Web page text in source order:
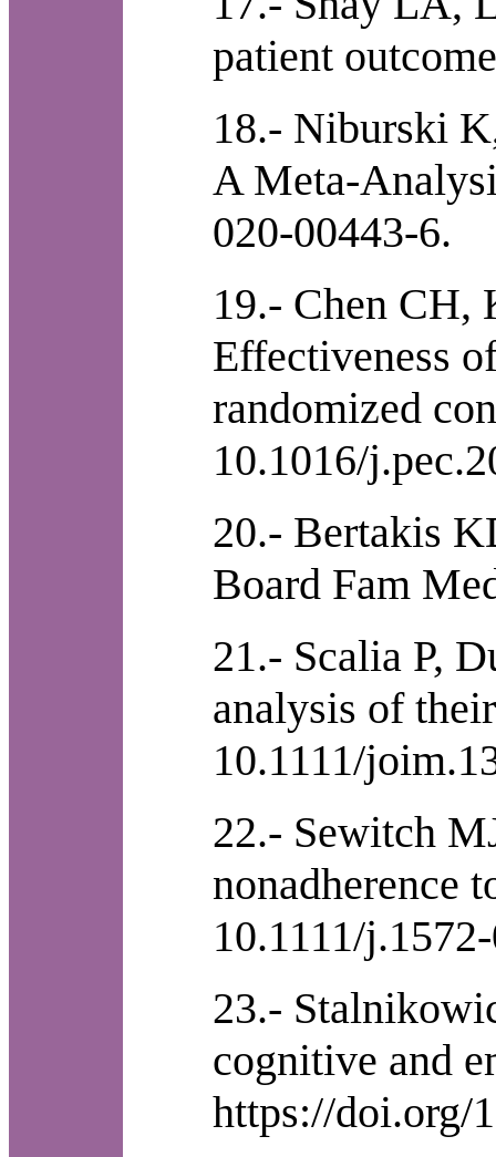
patient
18.- Niburski
A Meta-
020-00443-6.
19.- Chen
Effectiveness
randomized
10.1016/
20.- Bertakis
Board Fam
21.- Scalia P,
analysis of
10.1111/
22.- Sewitch
nonadherence
10.1111/
23.-
cognitive and
https://doi.org/